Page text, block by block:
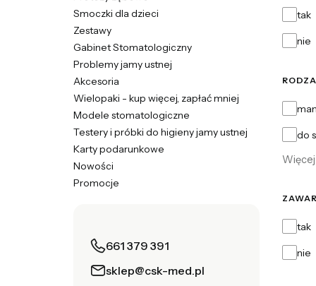
Smoczki dla dzieci
Zestawy
Gabinet Stomatologiczny
Problemy jamy ustnej
Akcesoria
Wielopaki - kup więcej, zapłać mniej
Modele stomatologiczne
Testery i próbki do higieny jamy ustnej
Karty podarunkowe
Nowości
Promocje
661 379 391
sklep@csk-med.pl
tak
nie
Rodzaj
do
tak
nie